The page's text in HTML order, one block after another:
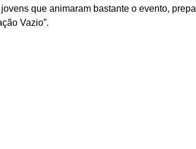
que animaram bastante o evento,
Vazio”.